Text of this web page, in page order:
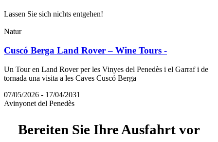
Lassen Sie sich nichts entgehen!
Natur
Cuscó Berga Land Rover – Wine Tours -
Un Tour en Land Rover per les Vinyes del Penedès i el Garraf i de
tornada una visita a les Caves Cuscó Berga
07/05/2026 - 17/04/2031
Avinyonet del Penedès
Bereiten Sie Ihre Ausfahrt vor